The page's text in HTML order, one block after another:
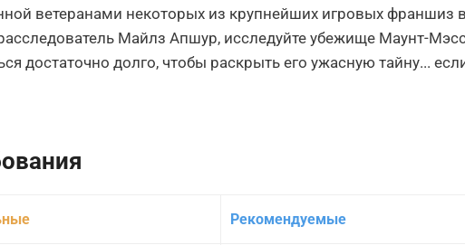
ветеранами некоторых из крупнейших игровых франшиз в
Майлз Апшур, исследуйте убежище Маунт-
достаточно долго, чтобы раскрыть его ужасную тайну...
Рекомендуемые